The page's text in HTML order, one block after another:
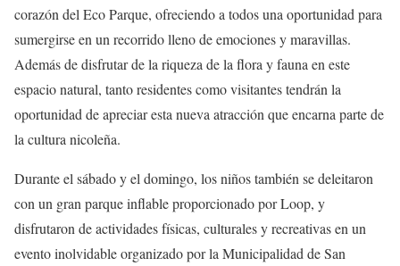
corazón del Eco Parque, ofreciendo a todos una oportunidad para
sumergirse en un recorrido lleno de emociones y maravillas.
Además de disfrutar de la riqueza de la flora y fauna en este
espacio natural, tanto residentes como visitantes tendrán la
oportunidad de apreciar esta nueva atracción que encarna parte de
la cultura nicoleña.
Durante el sábado y el domingo, los niños también se deleitaron
con un gran parque inflable proporcionado por Loop, y
disfrutaron de actividades físicas, culturales y recreativas en un
evento inolvidable organizado por la Municipalidad de San